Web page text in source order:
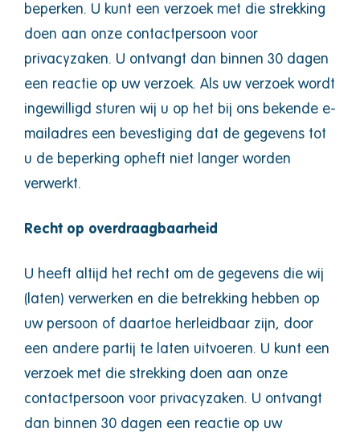
beperken. U kunt een verzoek met die strekking
doen aan onze contactpersoon voor
privacyzaken. U ontvangt dan binnen 30 dagen
een reactie op uw verzoek. Als uw verzoek wordt
ingewilligd sturen wij u op het bij ons bekende e-
mailadres een bevestiging dat de gegevens tot
u de beperking opheft niet langer worden
verwerkt.
Recht op overdraagbaarheid
U heeft altijd het recht om de gegevens die wij
(laten) verwerken en die betrekking hebben op
uw persoon of daartoe herleidbaar zijn, door
een andere partij te laten uitvoeren. U kunt een
verzoek met die strekking doen aan onze
contactpersoon voor privacyzaken. U ontvangt
dan binnen 30 dagen een reactie op uw